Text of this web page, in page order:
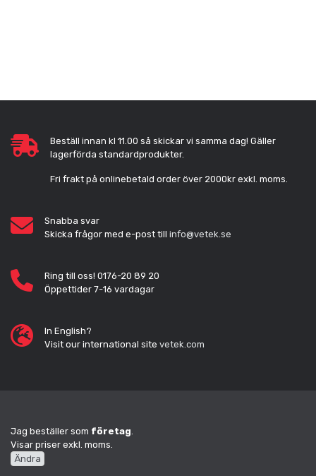
Beställ innan kl 11.00 så skickar vi samma dag! Gäller
lagerförda standardprodukter.
Fri frakt på onlinebetald order över 2000kr exkl. moms.
Snabba svar
Skicka frågor med e-post till info@vetek.se
Ring till oss! 0176-20 89 20
Öppettider 7-16 vardagar
In English?
Visit our international site vetek.com
Jag beställer som företag
Visar priser exkl. moms.
Ändra